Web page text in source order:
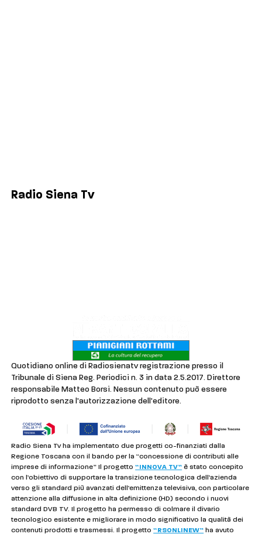
Radio Siena Tv
Quotidiano online di Radiosienatv registrazione presso il
Tribunale di Siena Reg. Periodici n. 3 in data 2.5.2017. Direttore
responsabile Matteo Borsi. Nessun contenuto può essere
riprodotto senza l'autorizzazione dell'editore.
Radio Siena Tv ha implementato due progetti co-finanziati dalla
Regione Toscana con il bando per la “concessione di contributi alle
imprese di informazione” Il progetto“INNOVA TV” è stato concepito
con l’obiettivo di supportare la transizione tecnologica dell’azienda
verso gli standard più avanzati dell’emittenza televisiva, con particolare
attenzione alla diffusione in alta definizione (HD) secondo i nuovi
standard DVB TV. Il progetto ha permesso di colmare il divario
tecnologico esistente e migliorare in modo significativo la qualità dei
contenuti prodotti e trasmessi. Il progetto“RSONLINEW” ha avuto